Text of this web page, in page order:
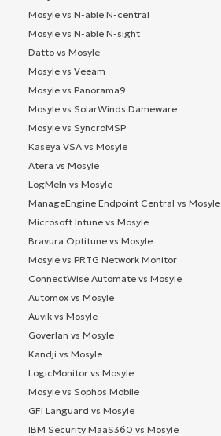
Mosyle vs N-able N-central
Mosyle vs N-able N-sight
Datto vs Mosyle
Mosyle vs Veeam
Mosyle vs Panorama9
Mosyle vs SolarWinds Dameware
Mosyle vs SyncroMSP
Kaseya VSA vs Mosyle
Atera vs Mosyle
LogMeIn vs Mosyle
ManageEngine Endpoint Central vs Mosyle
Microsoft Intune vs Mosyle
Bravura Optitune vs Mosyle
Mosyle vs PRTG Network Monitor
ConnectWise Automate vs Mosyle
Automox vs Mosyle
Auvik vs Mosyle
Goverlan vs Mosyle
Kandji vs Mosyle
LogicMonitor vs Mosyle
Mosyle vs Sophos Mobile
GFI Languard vs Mosyle
IBM Security MaaS360 vs Mosyle